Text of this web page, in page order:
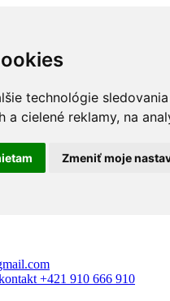
technológie
a cielené reklamy, na
Zmeniť moje
+421 910 666 910